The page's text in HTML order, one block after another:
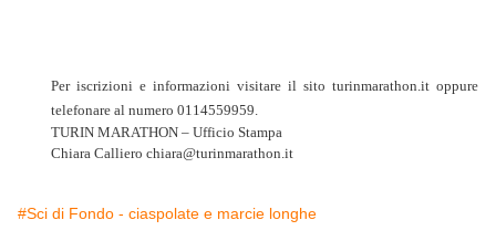
Per iscrizioni e informazioni visitare il sito turinmarathon.it oppure
telefonare al numero 0114559959.
TURIN MARATHON – Ufficio Stampa
Chiara Calliero chiara@turinmarathon.it
#Sci di Fondo - ciaspolate e marcie longhe